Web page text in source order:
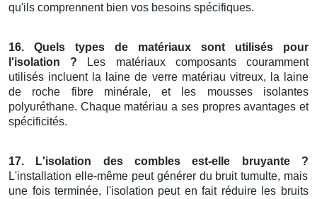
qu'ils comprennent bien vos besoins spécifiques.
16. Quels types de matériaux sont utilisés pour
l'isolation ? Les matériaux composants couramment
utilisés incluent la laine de verre matériau vitreux, la laine
de roche fibre minérale, et les mousses isolantes
polyuréthane. Chaque matériau a ses propres avantages et
spécificités.
17. L'isolation des combles est-elle bruyante ?
L'installation elle-même peut générer du bruit tumulte, mais
une fois terminée, l'isolation peut en fait réduire les bruits